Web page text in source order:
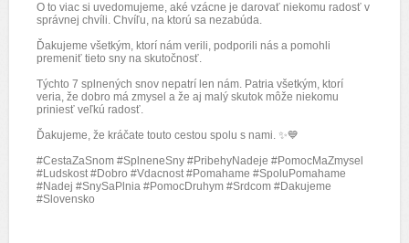
O to viac si uvedomujeme, aké vzácne je darovať niekomu radosť v
správnej chvíli. Chvíľu, na ktorú sa nezabúda.
Ďakujeme všetkým, ktorí nám verili, podporili nás a pomohli
premeniť tieto sny na skutočnosť.
Týchto 7 splnených snov nepatrí len nám. Patria všetkým, ktorí
veria, že dobro má zmysel a že aj malý skutok môže niekomu
priniesť veľkú radosť.
Ďakujeme, že kráčate touto cestou spolu s nami. ✨💙
#CestaZaSnom #SplneneSny #PribehyNadeje #PomocMaZmysel
#Ludskost #Dobro #Vdacnost #Pomahame #SpoluPomahame
#Nadej #SnySaPlnia #PomocDruhym #Srdcom #Dakujeme
#Slovensko